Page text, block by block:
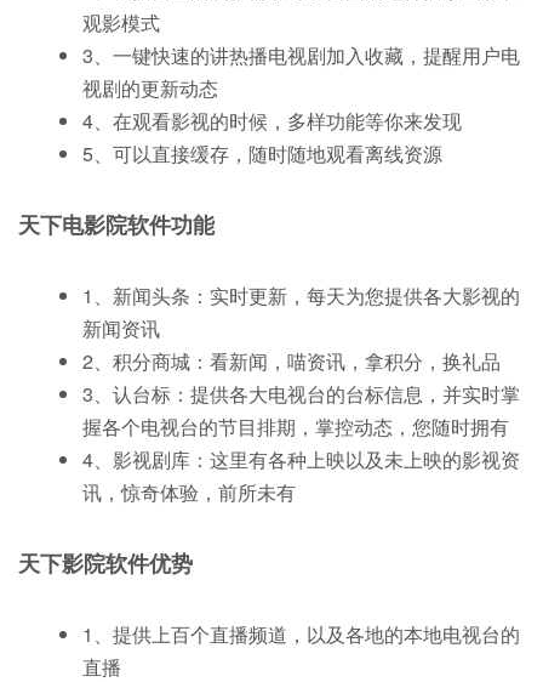
观影模式
3、一键快速的讲热播电视剧加入收藏，提醒用户电
视剧的更新动态
4、在观看影视的时候，多样功能等你来发现
5、可以直接缓存，随时随地观看离线资源
天下电影院软件功能
1、新闻头条：实时更新，每天为您提供各大影视的
新闻资讯
2、积分商城：看新闻，喵资讯，拿积分，换礼品
3、认台标：提供各大电视台的台标信息，并实时掌
握各个电视台的节目排期，掌控动态，您随时拥有
4、影视剧库：这里有各种上映以及未上映的影视资
讯，惊奇体验，前所未有
天下影院软件优势
1、提供上百个直播频道，以及各地的本地电视台的
直播